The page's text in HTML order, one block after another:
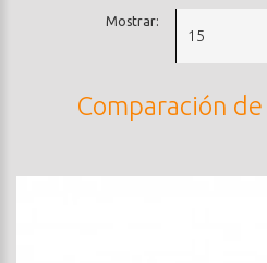
Mostrar:
15
Comparación